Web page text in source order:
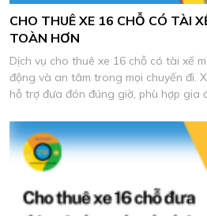
CHO THUÊ XE 16 CHỖ CÓ TÀI
TOÀN HƠN
Dịch vụ cho thuê xe 16 chỗ có tài xế
động và an tâm trong mọi chuyến đi.
hỗ trợ đưa đón đúng giờ, phù hợp gia